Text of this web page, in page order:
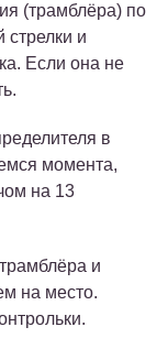
(трамблёра) по
и
Если она не
в
момента,
на 13
и
на место.